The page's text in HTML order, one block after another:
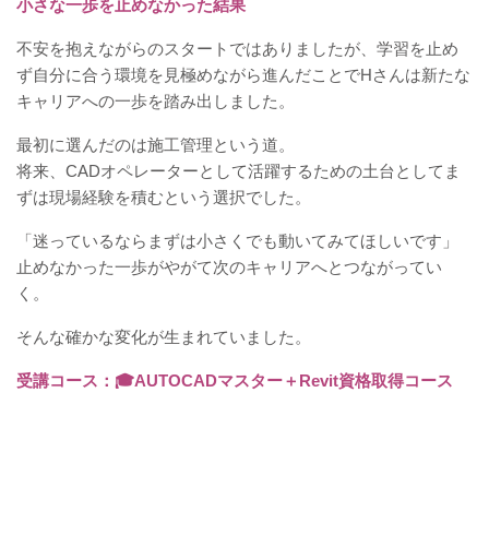
小さな一歩を止めなかった結果
不安を抱えながらのスタートではありましたが、学習を止め
ず自分に合う環境を見極めながら進んだことでHさんは新たな
キャリアへの一歩を踏み出しました。
最初に選んだのは施工管理という道。
将来、CADオペレーターとして活躍するための土台としてま
ずは現場経験を積むという選択でした。
「迷っているならまずは小さくでも動いてみてほしいです」
止めなかった一歩がやがて次のキャリアへとつながってい
く。
そんな確かな変化が生まれていました。
受講コース：🎓AUTOCADマスター＋Revit資格取得コース